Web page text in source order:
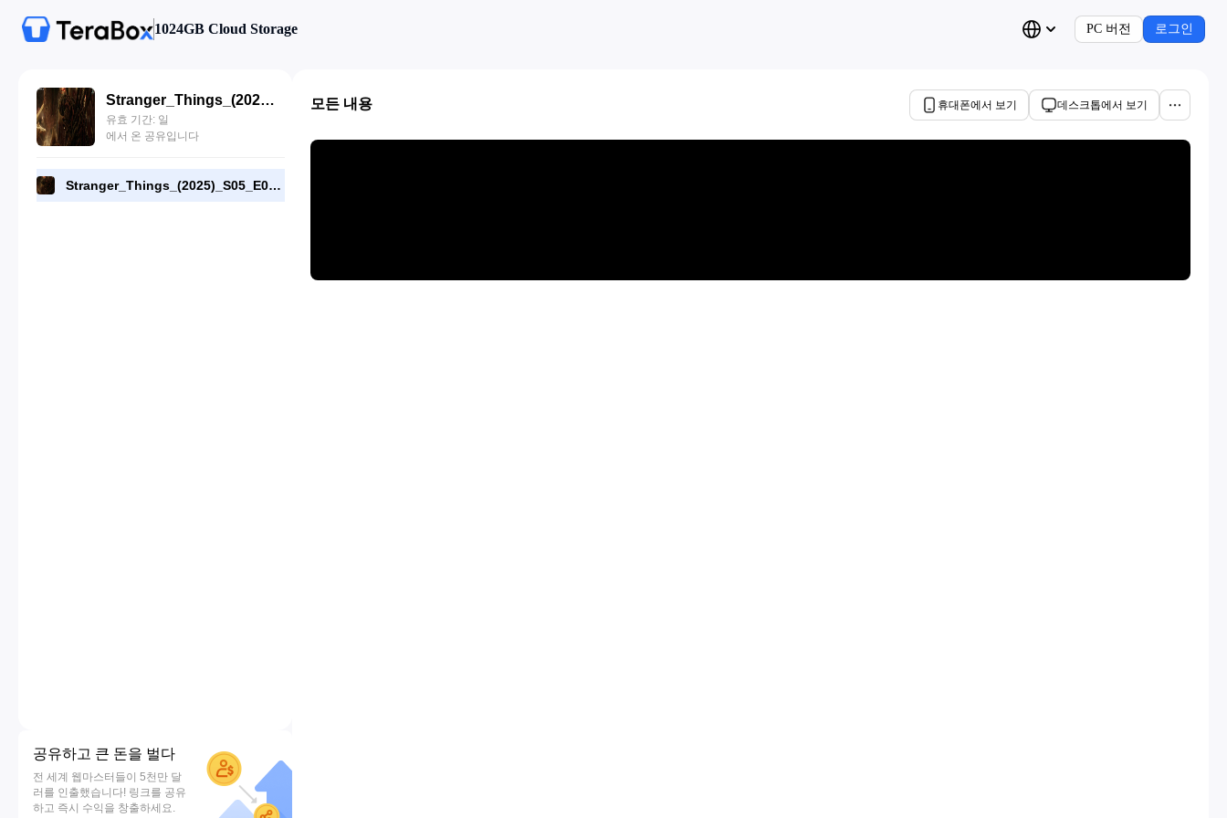
1024GB Cloud Storage PC 버전 로그인
Stranger_Things_(2025)_S05_E07_720p_WEB-DL_[RMC].mp4
유효 기간: 일
에서 온 공유입니다
Stranger_Things_(2025)_S05_E07_720p_WEB-DL_[RMC].mp4
공유하고 큰 돈을 벌다
전 세계 웹마스터들이 5천만 달
러를 인출했습니다! 링크를 공유
하고 즉시 수익을 창출하세요.
모든 내용 휴대폰에서 보기 데스크톱에서 보기